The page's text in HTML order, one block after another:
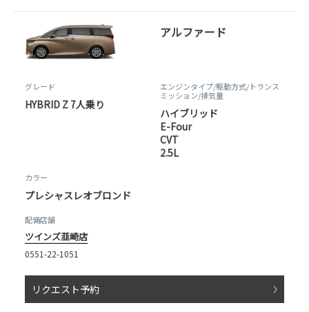
アルファード
グレード
HYBRID Z 7人乗り
エンジンタイプ/駆動方式/トランス
ミッション/排気量
ハイブリッド
E-Four
CVT
2.5L
カラー
プレシャスレオブロンド
配備店舗
ツインズ韮崎店
0551-22-1051
リクエスト予約